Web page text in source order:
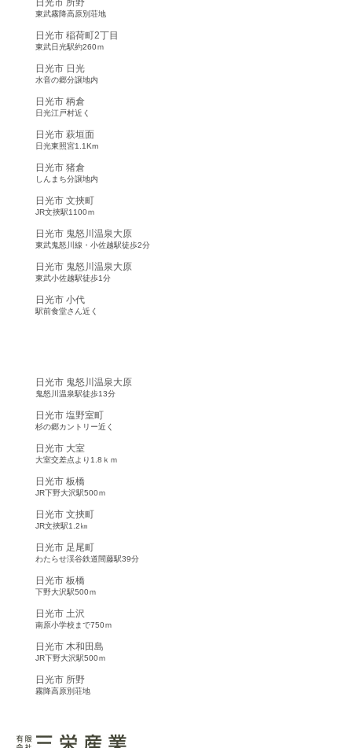
日光市 所野
東武霧降高原別荘地
日光市 稲荷町2丁目
東武日光駅約260ｍ
日光市 日光
水音の郷分譲地内
日光市 柄倉
日光江戸村近く
日光市 萩垣面
日光東照宮1.1Km
日光市 猪倉
しんまち分譲地内
日光市 文挾町
JR文挾駅1100ｍ
日光市 鬼怒川温泉大原
東武鬼怒川線・小佐越駅徒歩2分
日光市 鬼怒川温泉大原
東武小佐越駅徒歩1分
日光市 小代
駅前食堂さん近く
日光市 鬼怒川温泉大原
鬼怒川温泉駅徒歩13分
日光市 塩野室町
杉の郷カントリー近く
日光市 大室
大室交差点より1.8ｋｍ
日光市 板橋
JR下野大沢駅500ｍ
日光市 文挾町
JR文挾駅1.2㎞
日光市 足尾町
わたらせ渓谷鉄道間藤駅39分
日光市 板橋
下野大沢駅500ｍ
日光市 土沢
南原小学校まで750ｍ
日光市 木和田島
JR下野大沢駅500ｍ
日光市 所野
霧降高原別荘地